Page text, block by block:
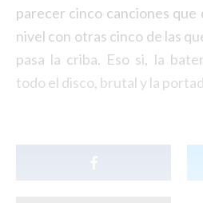
parecer cinco canciones
nivel con otras cinco de las
pasa la criba. Eso si, la
todo el disco, brutal y la